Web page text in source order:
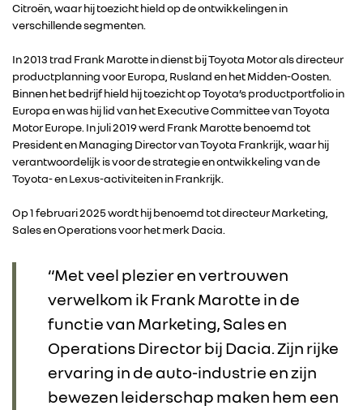
RENAULT GROUP
RENAULT
DACIA
ALLIANCE
Citroën, waar hij toezicht hield op de ontwikkelingen in
verschillende segmenten.
In 2013 trad Frank Marotte in dienst bij Toyota Motor als directeur
productplanning voor Europa, Rusland en het Midden-Oosten.
Binnen het bedrijf hield hij toezicht op Toyota’s productportfolio in
Europa en was hij lid van het Executive Committee van Toyota
Motor Europe. In juli 2019 werd Frank Marotte benoemd tot
President en Managing Director van Toyota Frankrijk, waar hij
verantwoordelijk is voor de strategie en ontwikkeling van de
Toyota- en Lexus-activiteiten in Frankrijk.
Op 1 februari 2025 wordt hij benoemd tot directeur Marketing,
Sales en Operations voor het merk Dacia.
“Met veel plezier en vertrouwen
verwelkom ik Frank Marotte in de
functie van Marketing, Sales en
Operations Director bij Dacia. Zijn rijke
ervaring in de auto-industrie en zijn
bewezen leiderschap maken hem een ​​